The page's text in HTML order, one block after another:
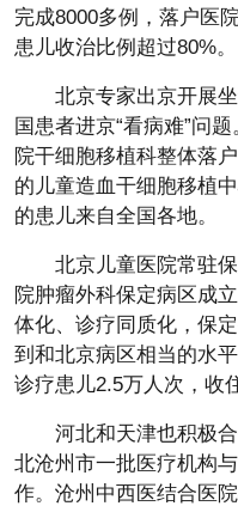
完成8000多例，落户医
患儿收治比例超过80%。
北京专家出京开展
国患者进京“看病难”问
院干细胞移植科整体落
的儿童造血干细胞移植
的患儿来自全国各地。
北京儿童医院常驻
院肿瘤外科保定病区成
体化、诊疗同质化，保
到和北京病区相当的水
诊疗患儿2.5万人次，收
河北和天津也积极
北沧州市一批医疗机构
作。沧州中西医结合医